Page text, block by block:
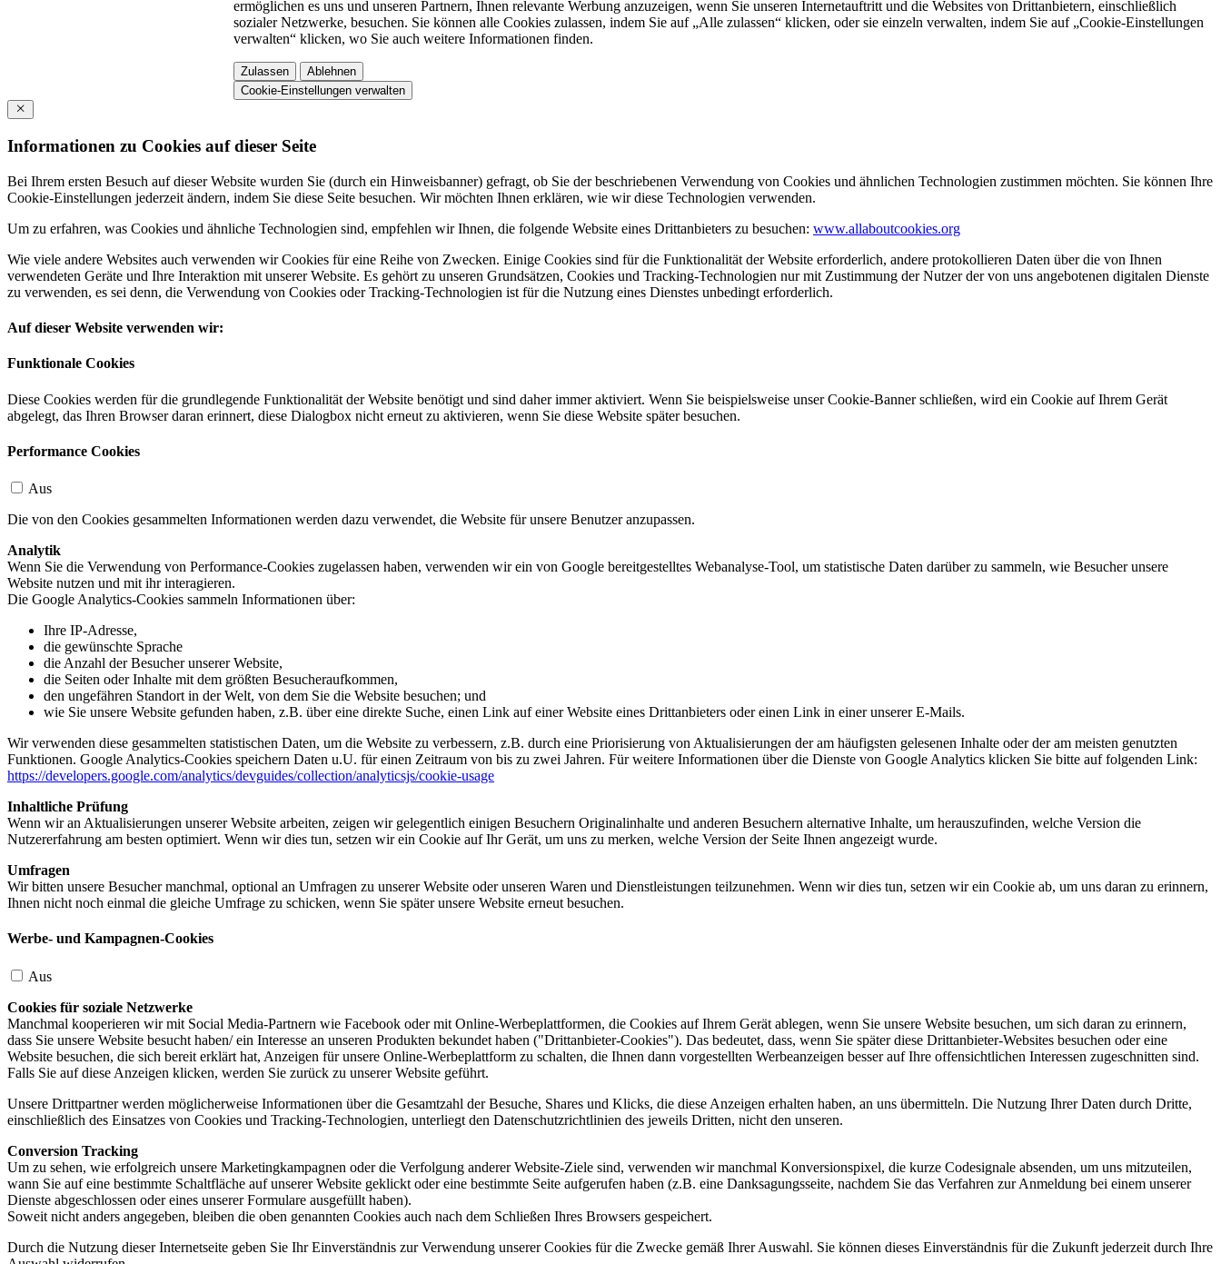
ermöglichen es uns und unseren Partnern, Ihnen relevante Werbung anzuzeigen, wenn Sie unseren Internetauftritt und die Websites von Drittanbietern, einschließlich
sozialer Netzwerke, besuchen. Sie können alle Cookies zulassen, indem Sie auf „Alle zulassen“ klicken, oder sie einzeln verwalten, indem Sie auf „Cookie-Einstellungen
verwalten“ klicken, wo Sie auch weitere Informationen finden.
Zulassen
Ablehnen
Cookie-Einstellungen verwalten
Informationen zu Cookies auf dieser Seite
Bei Ihrem ersten Besuch auf dieser Website wurden Sie (durch ein Hinweisbanner) gefragt, ob Sie der beschriebenen Verwendung von Cookies und ähnlichen Technologien zustimmen möchten. Sie können Ihre
Cookie-Einstellungen jederzeit ändern, indem Sie diese Seite besuchen. Wir möchten Ihnen erklären, wie wir diese Technologien verwenden.
Um zu erfahren, was Cookies und ähnliche Technologien sind, empfehlen wir Ihnen, die folgende Website eines Drittanbieters zu besuchen: www.allaboutcookies.org
Wie viele andere Websites auch verwenden wir Cookies für eine Reihe von Zwecken. Einige Cookies sind für die Funktionalität der Website erforderlich, andere protokollieren Daten über die von Ihnen
verwendeten Geräte und Ihre Interaktion mit unserer Website. Es gehört zu unseren Grundsätzen, Cookies und Tracking-Technologien nur mit Zustimmung der Nutzer der von uns angebotenen digitalen Dienste
zu verwenden, es sei denn, die Verwendung von Cookies oder Tracking-Technologien ist für die Nutzung eines Dienstes unbedingt erforderlich.
Auf dieser Website verwenden wir:
Funktionale Cookies
Diese Cookies werden für die grundlegende Funktionalität der Website benötigt und sind daher immer aktiviert. Wenn Sie beispielsweise unser Cookie-Banner schließen, wird ein Cookie auf Ihrem Gerät
abgelegt, das Ihren Browser daran erinnert, diese Dialogbox nicht erneut zu aktivieren, wenn Sie diese Website später besuchen.
Performance Cookies
Aus
Die von den Cookies gesammelten Informationen werden dazu verwendet, die Website für unsere Benutzer anzupassen.
Analytik
Wenn Sie die Verwendung von Performance-Cookies zugelassen haben, verwenden wir ein von Google bereitgestelltes Webanalyse-Tool, um statistische Daten darüber zu sammeln, wie Besucher unsere
Website nutzen und mit ihr interagieren.
Die Google Analytics-Cookies sammeln Informationen über:
Ihre IP-Adresse,
die gewünschte Sprache
die Anzahl der Besucher unserer Website,
die Seiten oder Inhalte mit dem größten Besucheraufkommen,
den ungefähren Standort in der Welt, von dem Sie die Website besuchen; und
wie Sie unsere Website gefunden haben, z.B. über eine direkte Suche, einen Link auf einer Website eines Drittanbieters oder einen Link in einer unserer E-Mails.
Wir verwenden diese gesammelten statistischen Daten, um die Website zu verbessern, z.B. durch eine Priorisierung von Aktualisierungen der am häufigsten gelesenen Inhalte oder der am meisten genutzten
Funktionen. Google Analytics-Cookies speichern Daten u.U. für einen Zeitraum von bis zu zwei Jahren. Für weitere Informationen über die Dienste von Google Analytics klicken Sie bitte auf folgenden Link:
https://developers.google.com/analytics/devguides/collection/analyticsjs/cookie-usage
Inhaltliche Prüfung
Wenn wir an Aktualisierungen unserer Website arbeiten, zeigen wir gelegentlich einigen Besuchern Originalinhalte und anderen Besuchern alternative Inhalte, um herauszufinden, welche Version die
Nutzererfahrung am besten optimiert. Wenn wir dies tun, setzen wir ein Cookie auf Ihr Gerät, um uns zu merken, welche Version der Seite Ihnen angezeigt wurde.
Umfragen
Wir bitten unsere Besucher manchmal, optional an Umfragen zu unserer Website oder unseren Waren und Dienstleistungen teilzunehmen. Wenn wir dies tun, setzen wir ein Cookie ab, um uns daran zu erinnern,
Ihnen nicht noch einmal die gleiche Umfrage zu schicken, wenn Sie später unsere Website erneut besuchen.
Werbe- und Kampagnen-Cookies
Aus
Cookies für soziale Netzwerke
Manchmal kooperieren wir mit Social Media-Partnern wie Facebook oder mit Online-Werbeplattformen, die Cookies auf Ihrem Gerät ablegen, wenn Sie unsere Website besuchen, um sich daran zu erinnern,
dass Sie unsere Website besucht haben/ ein Interesse an unseren Produkten bekundet haben ("Drittanbieter-Cookies"). Das bedeutet, dass, wenn Sie später diese Drittanbieter-Websites besuchen oder eine
Website besuchen, die sich bereit erklärt hat, Anzeigen für unsere Online-Werbeplattform zu schalten, die Ihnen dann vorgestellten Werbeanzeigen besser auf Ihre offensichtlichen Interessen zugeschnitten sind.
Falls Sie auf diese Anzeigen klicken, werden Sie zurück zu unserer Website geführt.
Unsere Drittpartner werden möglicherweise Informationen über die Gesamtzahl der Besuche, Shares und Klicks, die diese Anzeigen erhalten haben, an uns übermitteln. Die Nutzung Ihrer Daten durch Dritte,
einschließlich des Einsatzes von Cookies und Tracking-Technologien, unterliegt den Datenschutzrichtlinien des jeweils Dritten, nicht den unseren.
Conversion Tracking
Um zu sehen, wie erfolgreich unsere Marketingkampagnen oder die Verfolgung anderer Website-Ziele sind, verwenden wir manchmal Konversionspixel, die kurze Codesignale absenden, um uns mitzuteilen,
wann Sie auf eine bestimmte Schaltfläche auf unserer Website geklickt oder eine bestimmte Seite aufgerufen haben (z.B. eine Danksagungsseite, nachdem Sie das Verfahren zur Anmeldung bei einem unserer
Dienste abgeschlossen oder eines unserer Formulare ausgefüllt haben).
Soweit nicht anders angegeben, bleiben die oben genannten Cookies auch nach dem Schließen Ihres Browsers gespeichert.
Durch die Nutzung dieser Internetseite geben Sie Ihr Einverständnis zur Verwendung unserer Cookies für die Zwecke gemäß Ihrer Auswahl. Sie können dieses Einverständnis für die Zukunft jederzeit durch Ihre